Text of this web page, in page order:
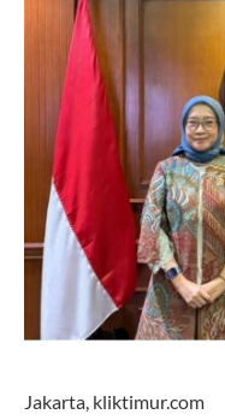
Jakarta, kliktimur.com